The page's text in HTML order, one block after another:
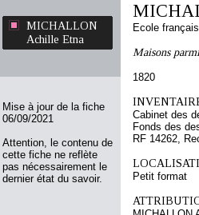
MICHALLON
Achille Etna
Mise à jour de la fiche
06/09/2021
Attention, le contenu de
cette fiche ne reflète
pas nécessairement le
dernier état du savoir.
Ecole
Maisons
1820
Cabinet des
Fonds des
RF 14262,
Petit format